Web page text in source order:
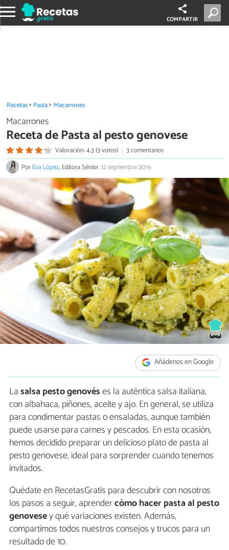
COMPARTIR
Recetas Pasta Macarrones
Macarrones
Receta de Pasta al pesto genovese
Valoración: 4.3 (3 votos)
3 comentarios
PorEva López, Editora Sénior.12 septiembre 2019
Añádenos en Google
Lasalsa pesto genovéses la auténtica salsa italiana,
con albahaca, piñones, aceite y ajo. En general, se utiliza
para condimentar pastas o ensaladas, aunque también
puede usarse para carnes y pescados. En esta ocasión,
hemos decidido preparar un delicioso plato de pasta al
pesto genovese, ideal para sorprender cuando tenemos
invitados.
Quédate en RecetasGratis para descubrir con nosotros
los pasos a seguir, aprendercómo hacer pasta al pesto
genovesey qué variaciones existen. Además,
compartimos todos nuestros consejos y trucos para un
resultado de 10.